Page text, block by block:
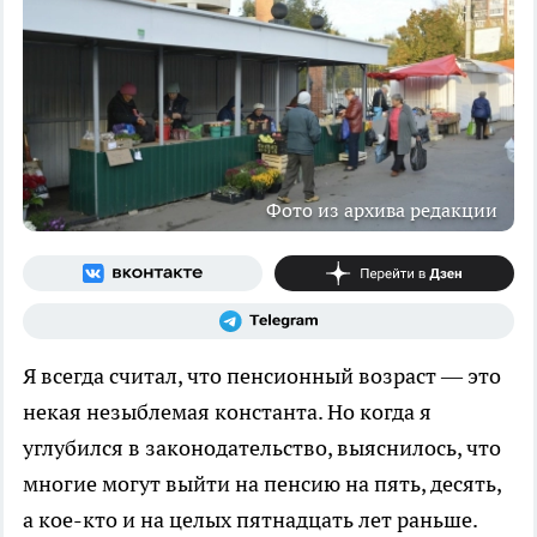
Фото из архива редакции
Я всегда считал, что пенсионный возраст — это
некая незыблемая константа. Но когда я
углубился в законодательство, выяснилось, что
многие могут выйти на пенсию на пять, десять,
а кое-кто и на целых пятнадцать лет раньше.